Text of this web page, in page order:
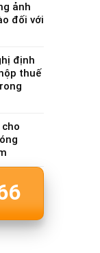
ảnh
đối với
định
thuế